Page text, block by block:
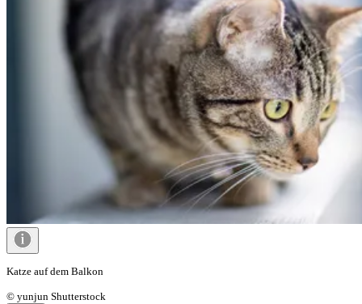
Katze auf dem Balkon
© yunjun Shutterstock